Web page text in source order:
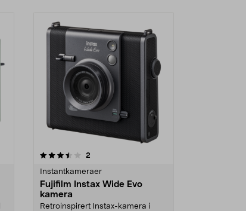
2
Instantkameraer
Fujifilm Instax Wide Evo
kamera
Retroinspirert Instax-kamera i